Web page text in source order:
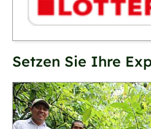
Setzen Sie Ihre